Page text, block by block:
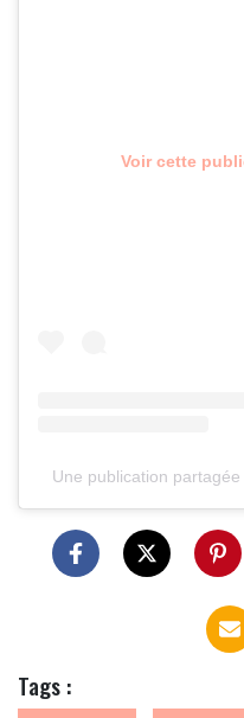
Voir cette
Une publication
Tags :